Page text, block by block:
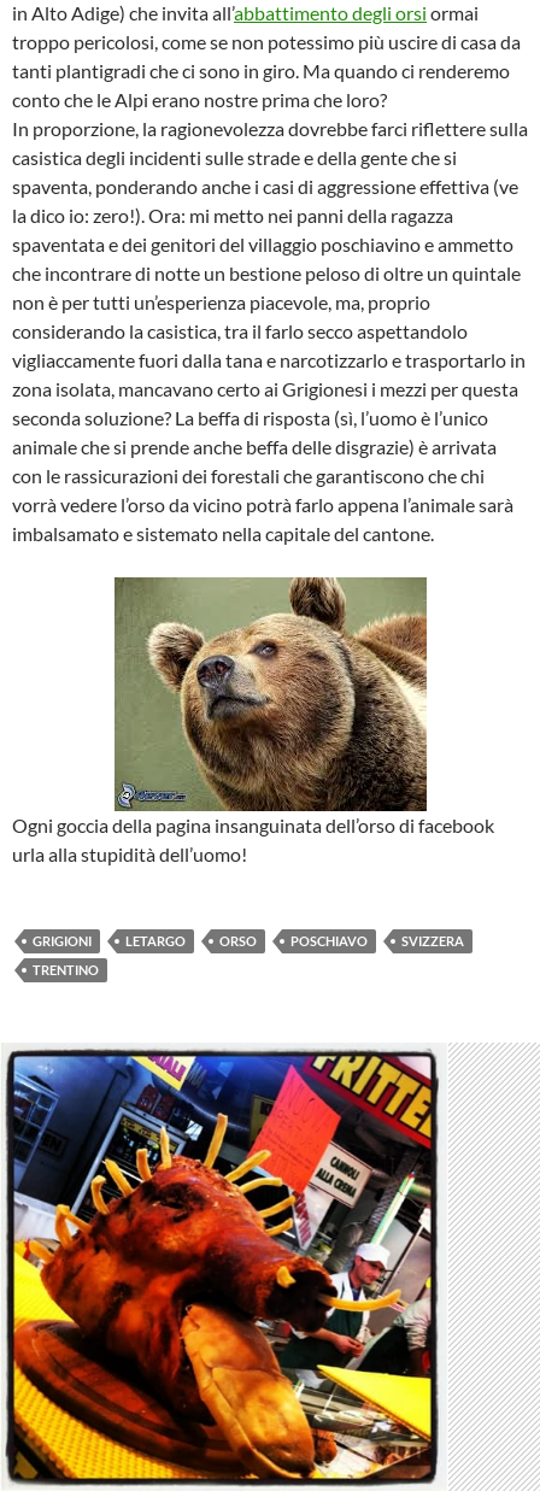
in Alto Adige) che invita all’abbattimento degli orsi ormai
troppo pericolosi, come se non potessimo più uscire di casa da
tanti plantigradi che ci sono in giro. Ma quando ci renderemo
conto che le Alpi erano nostre prima che loro?
In proporzione, la ragionevolezza dovrebbe farci riflettere sulla
casistica degli incidenti sulle strade e della gente che si
spaventa, ponderando anche i casi di aggressione effettiva (ve
la dico io: zero!). Ora: mi metto nei panni della ragazza
spaventata e dei genitori del villaggio poschiavino e ammetto
che incontrare di notte un bestione peloso di oltre un quintale
non è per tutti un’esperienza piacevole, ma, proprio
considerando la casistica, tra il farlo secco aspettandolo
vigliaccamente fuori dalla tana e narcotizzarlo e trasportarlo in
zona isolata, mancavano certo ai Grigionesi i mezzi per questa
seconda soluzione? La beffa di risposta (sì, l’uomo è l’unico
animale che si prende anche beffa delle disgrazie) è arrivata
con le rassicurazioni dei forestali che garantiscono che chi
vorrà vedere l’orso da vicino potrà farlo appena l’animale sarà
imbalsamato e sistemato nella capitale del cantone.
Ogni goccia della pagina insanguinata dell’orso di facebook
urla alla stupidità dell’uomo!
GRIGIONI LETARGO ORSO POSCHIAVO
SVIZZERA
TRENTINO